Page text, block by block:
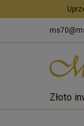
Złoto